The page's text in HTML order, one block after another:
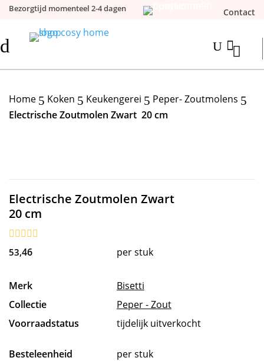
Bezorgtijd momenteel 2-4 dagen Contact
d 
U
Home 5 Koken 5 Keukengerei 5 Peper- Zoutmolens 5
Electrische Zoutmolen Zwart 20 cm
Electrische Zoutmolen Zwart
20 cm
53,46 per stuk
Merk
Bisetti
Collectie
Peper - Zout
Voorraadstatus
tijdelijk uitverkocht
Besteleenheid per stuk